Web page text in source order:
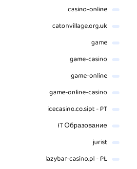
casino-online
catonvillage.org.uk
game
game-casino
game-online
game-online-casino
icecasino.co.sipt - PT
IT Образование
jurist
lazybar-casino.pl - PL